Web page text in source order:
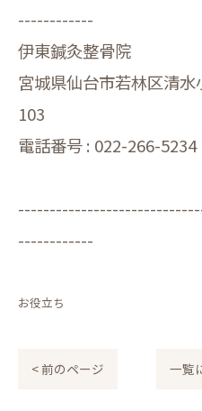
------------
伊東鍼灸整骨院
宮城県仙台市若林区清
103
電話番号 : 022-266-5234
------------
お役立ち
< 前のページ 一覧